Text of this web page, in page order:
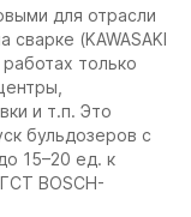
для отрасли
(KAWASAKI
только
и т.п. Это
бульдозеров с
15–20 ед. к
BOSCH-